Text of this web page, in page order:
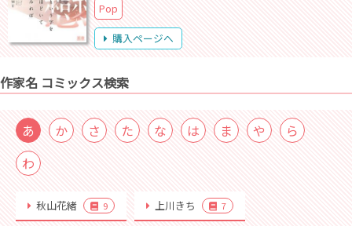
Pop
購入ページへ
作家名 コミックス検索
あ か さ た な は ま や
ら
わ
秋山花緒 9 上川きち 7